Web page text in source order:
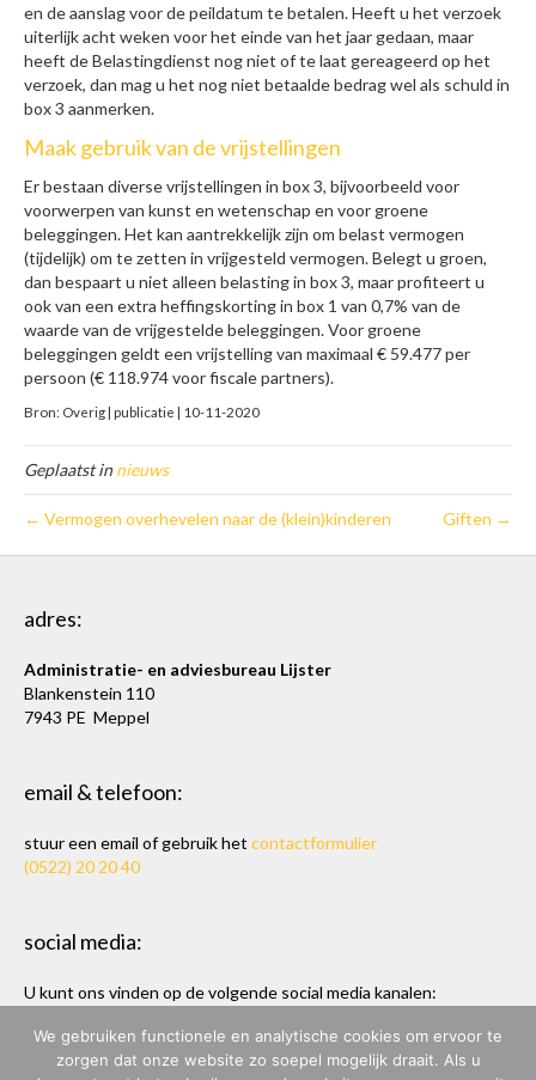
en de aanslag voor de peildatum te betalen. Heeft u het verzoek
uiterlijk acht weken voor het einde van het jaar gedaan, maar
heeft de Belastingdienst nog niet of te laat gereageerd op het
verzoek, dan mag u het nog niet betaalde bedrag wel als schuld in
box 3 aanmerken.
Maak gebruik van de vrijstellingen
Er bestaan diverse vrijstellingen in box 3, bijvoorbeeld voor
voorwerpen van kunst en wetenschap en voor groene
beleggingen. Het kan aantrekkelijk zijn om belast vermogen
(tijdelijk) om te zetten in vrijgesteld vermogen. Belegt u groen,
dan bespaart u niet alleen belasting in box 3, maar profiteert u
ook van een extra heffingskorting in box 1 van 0,7% van de
waarde van de vrijgestelde beleggingen. Voor groene
beleggingen geldt een vrijstelling van maximaal € 59.477 per
persoon (€ 118.974 voor fiscale partners).
Bron: Overig | publicatie | 10-11-2020
Geplaatst innieuws
← Vermogen overhevelen naar de (klein)kinderen Giften →
adres:
Administratie- en adviesbureau Lijster
Blankenstein 110
7943 PE Meppel
email & telefoon:
stuur een email of gebruik het contactformulier
(0522) 20 20 40
social media:
U kunt ons vinden op de volgende social media kanalen:
We gebruiken functionele en analytische cookies om ervoor te
zorgen dat onze website zo soepel mogelijk draait. Als u